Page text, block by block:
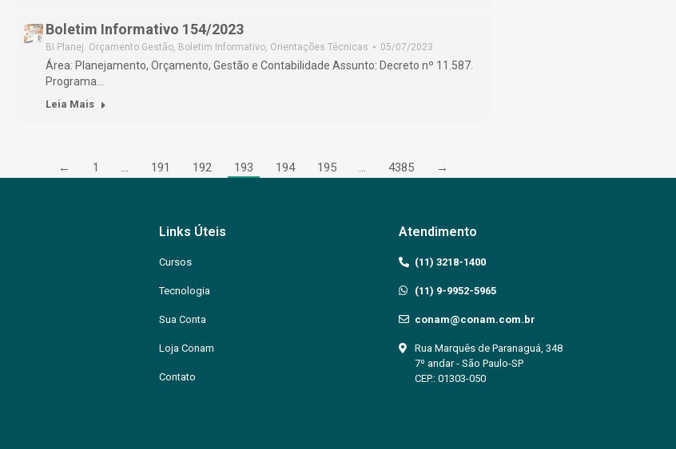
Boletim Informativo 154/2023
BI Planej. Orçamento Gestão, Boletim Informativo, Orientações Técnicas 05/07/2023
Área: Planejamento, Orçamento, Gestão e Contabilidade Assunto: Decreto nº 11.587.
Programa…
Leia Mais
← 1 … 191 192 193 194 195 … 4385 →
Links Úteis
Cursos
Tecnologia
Sua Conta
Loja Conam
Contato
Atendimento
(11) 3218-1400
(11) 9-9952-5965
conam@conam.com.br
Rua Marquês de Paranaguá, 348
7º andar - São Paulo-SP
CEP.: 01303-050